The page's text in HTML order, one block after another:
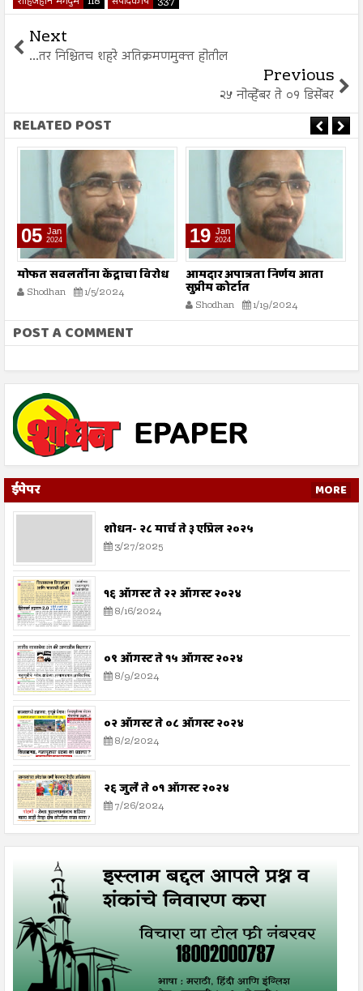
Next
...तर निश्चितच शहरे अतिक्रमणमुक्त होतील
Previous
२५ नोव्हेंबर ते ०१ डिसेंबर
RELATED POST
05 Jan
2024
मोफत सवलतींना केंद्राचा विरोध
Shodhan 1/5/2024
19 Jan
2024
आमदार अपात्रता निर्णय आता
सुप्रीम कोर्टात
Shodhan 1/19/2024
POST A COMMENT
ईपेपर MORE
शोधन- २८ मार्च ते ३ एप्रिल २०२५
3/27/2025
१६ ऑगस्ट ते २२ ऑगस्ट २०२४
8/16/2024
०९ ऑगस्ट ते १५ ऑगस्ट २०२४
8/9/2024
०२ ऑगस्ट ते ०८ ऑगस्ट २०२४
8/2/2024
२६ जुलै ते ०१ ऑगस्ट २०२४
7/26/2024